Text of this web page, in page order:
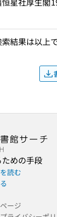
結果は以上で
めの手段
読む
ージ